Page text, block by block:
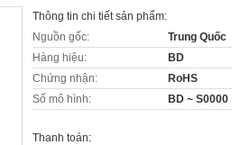
Thông tin chi tiết sản phẩm:
Nguồn gốc:
Trung Quốc
Hàng hiệu:
BD
Chứng nhận:
RoHS
Số mô hình:
BD ~ S0000
Thanh toán: